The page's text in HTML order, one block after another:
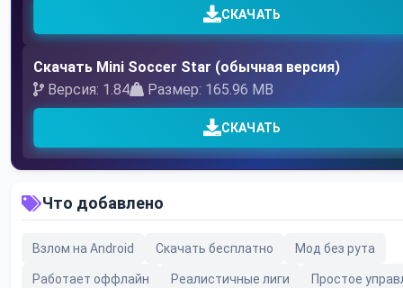
СКАЧАТЬ
Скачать Mini Soccer Star (обычная версия)
Версия: 1.84
Размер: 165.96 MB
СКАЧАТЬ
Что добавлено
Взлом на Android Скачать бесплатно Мод без рута
Работает оффлайн Реалистичные лиги Простое